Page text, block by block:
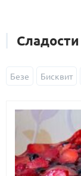
Сладости
Безе Бисквит